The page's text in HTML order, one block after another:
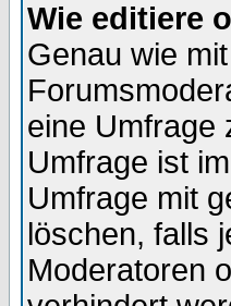
Wie editiere
Genau wie
eine Umfrage
Umfrage ist
Umfrage mit
löschen, falls
Moderatoren